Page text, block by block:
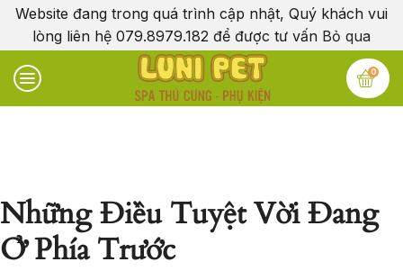
Website đang trong quá trình cập nhật, Quý khách vui
lòng liên hệ 079.8979.182 để được tư vấn Bỏ qua
0
Những Điều Tuyệt Vời Đang
Ở Phía Trước